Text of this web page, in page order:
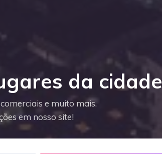
da cidade
e muito mais.
em nosso site!